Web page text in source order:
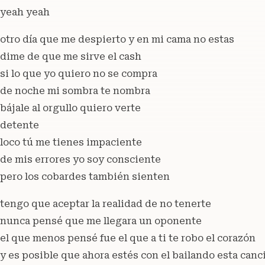
yeah yeah
otro día que me despierto y en mi cama no estas
dime de que me sirve el cash
si lo que yo quiero no se compra
de noche mi sombra te nombra
bájale al orgullo quiero verte
detente
loco tú me tienes impaciente
de mis errores yo soy consciente
pero los cobardes también sienten
tengo que aceptar la realidad de no tenerte
nunca pensé que me llegara un oponente
el que menos pensé fue el que a ti te robo el corazón
y es posible que ahora estés con el bailando esta